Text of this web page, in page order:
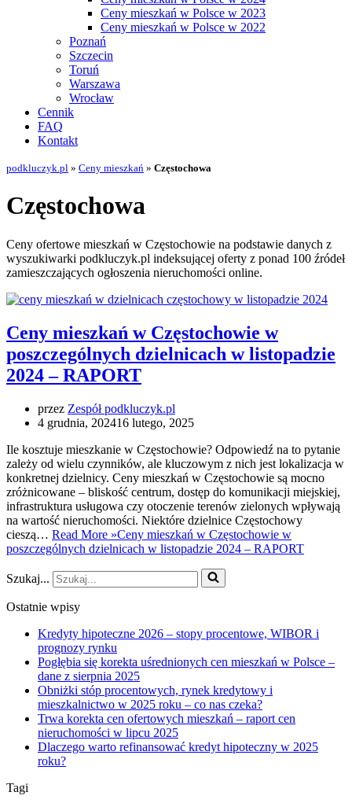
Ceny mieszkań w Polsce w 2023
Ceny mieszkań w Polsce w 2022
Poznań
Szczecin
Toruń
Warszawa
Wrocław
Cennik
FAQ
Kontakt
podkluczyk.pl » Ceny mieszkań » Częstochowa
Częstochowa
Ceny ofertowe mieszkań w Częstochowie na podstawie danych z
wyszukiwarki podkluczyk.pl indeksującej oferty z ponad 100 źródeł
zamieszczających ogłoszenia nieruchomości online.
Ceny mieszkań w Częstochowie w
poszczególnych dzielnicach w listopadzie
2024 – RAPORT
przez Zespół podkluczyk.pl
4 grudnia, 202416 lutego, 2025
Ile kosztuje mieszkanie w Częstochowie? Odpowiedź na to pytanie
zależy od wielu czynników, ale kluczowym z nich jest lokalizacja w
konkretnej dzielnicy. Ceny mieszkań w Częstochowie są mocno
zróżnicowane – bliskość centrum, dostęp do komunikacji miejskiej,
infrastruktura usługowa czy otoczenie terenów zielonych wpływają
na wartość nieruchomości. Niektóre dzielnice Częstochowy
cieszą… Read More »Ceny mieszkań w Częstochowie w
poszczególnych dzielnicach w listopadzie 2024 – RAPORT
Szukaj...
Ostatnie wpisy
Kredyty hipoteczne 2026 – stopy procentowe, WIBOR i
prognozy rynku
Pogłębia się korekta uśrednionych cen mieszkań w Polsce –
dane z sierpnia 2025
Obniżki stóp procentowych, rynek kredytowy i
mieszkalnictwo w 2025 roku – co nas czeka?
Trwa korekta cen ofertowych mieszkań – raport cen
nieruchomości w lipcu 2025
Dlaczego warto refinansować kredyt hipoteczny w 2025
roku?
Tagi